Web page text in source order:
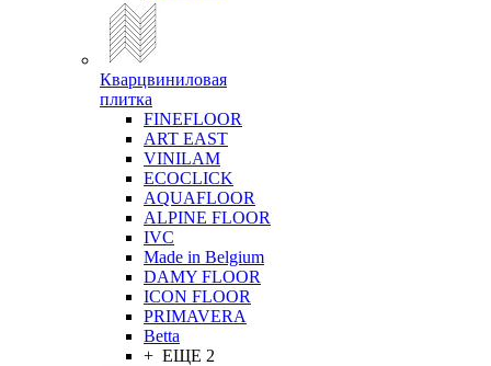
Кварцвиниловая
плитка
FINEFLOOR
ART EAST
VINILAM
ECOCLICK
AQUAFLOOR
ALPINE FLOOR
IVC
Made in Belgium
DAMY FLOOR
ICON FLOOR
PRIMAVERA
Betta
+ ЕЩЕ 2